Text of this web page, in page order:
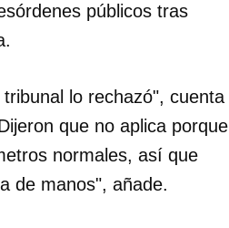
públicos tras
lo rechazó", cuenta
que no aplica porque
normales, así que
de manos", añade.